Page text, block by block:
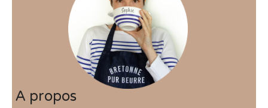
A propos